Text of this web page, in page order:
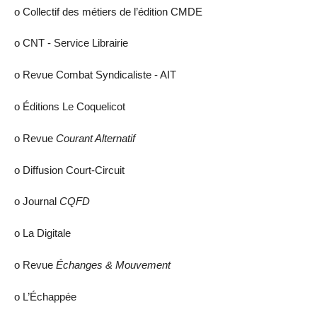
ο Collectif des métiers de l’édition CMDE
ο CNT - Service Librairie
ο Revue Combat Syndicaliste - AIT
ο Éditions Le Coquelicot
ο Revue Courant Alternatif
ο Diffusion Court-Circuit
ο Journal CQFD
ο La Digitale
ο Revue Échanges & Mouvement
ο L’Échappée